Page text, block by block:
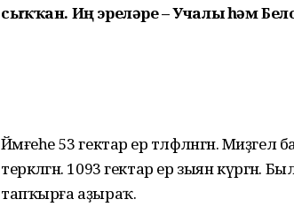
сыҡҡан. Иң эреләре – Учалы һәм
Йәмғеһе 53 гектар ер тәләфләнгән.
теркәлгән. 1093 гектар ер зыян күргән.
тапҡырға аҙыраҡ.